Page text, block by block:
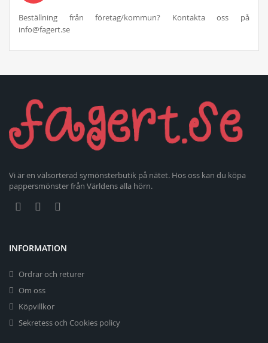
Beställning från företag/kommun? Kontakta oss på
info@fagert.se
Vi är en välsorterad symönsterbutik på nätet. Hos oss kan du köpa
pappersmönster från Världens alla hörn.
INFORMATION
Ordrar och returer
Om oss
Köpvillkor
Sekretess och Cookies policy